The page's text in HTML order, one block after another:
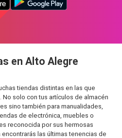
en Alto Alegre
tiendas distintas en las que
solo con tus artículos de almacén
sino también para manualidades,
de electrónica, muebles o
reconocida por sus hermosas
las últimas tenencias de